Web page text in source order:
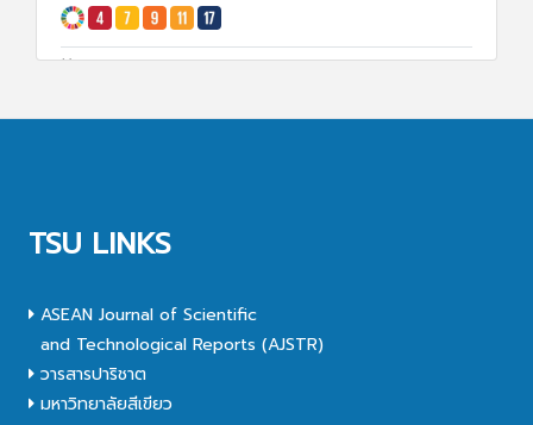
TSU LINKS
ASEAN Journal of Scientific
and Technological Reports (AJSTR)
วารสารปาริชาต
มหาวิทยาลัยสีเขียว